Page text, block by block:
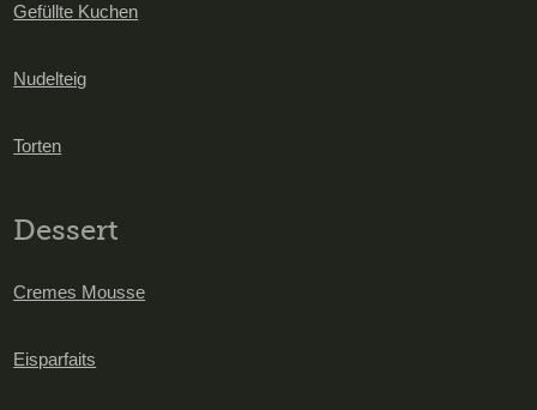
Gefüllte Kuchen
Nudelteig
Torten
Dessert
Cremes Mousse
Eisparfaits